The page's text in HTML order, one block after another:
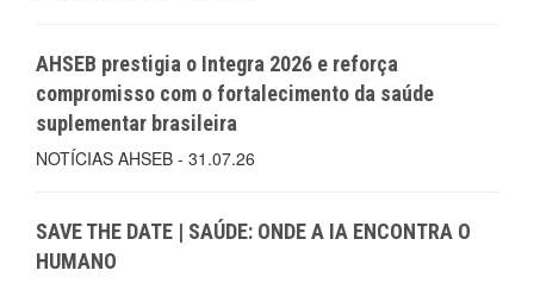
AHSEB prestigia o Integra 2026 e reforça
compromisso com o fortalecimento da saúde
suplementar brasileira
NOTÍCIAS AHSEB - 31.07.26
SAVE THE DATE | SAÚDE: ONDE A IA ENCONTRA O
HUMANO